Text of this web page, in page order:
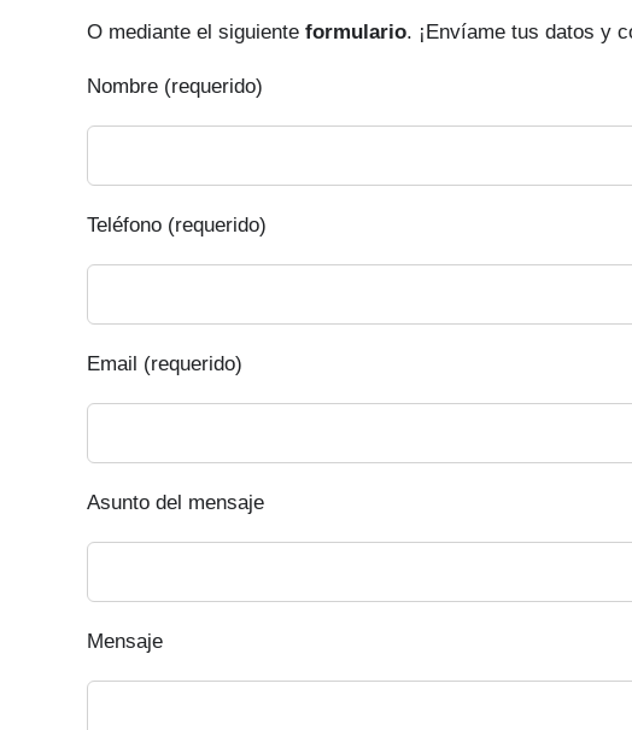
O mediante el siguiente formulario. ¡Envíame tus datos y
Nombre (requerido)
Teléfono (requerido)
Email (requerido)
Asunto del mensaje
Mensaje